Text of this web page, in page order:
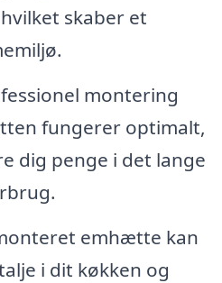
skaber et
montering
fungerer optimalt,
dig penge i det lange
emhætte kan
i dit køkken og